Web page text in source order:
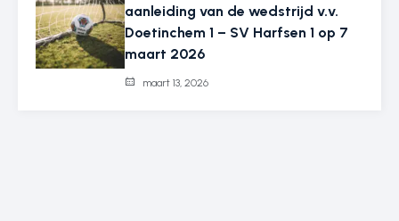
aanleiding van de wedstrijd v.v.
Doetinchem 1 – SV Harfsen 1 op 7
maart 2026
maart 13, 2026